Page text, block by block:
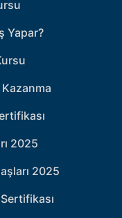
Yapar?
Kazanma
2025
2025